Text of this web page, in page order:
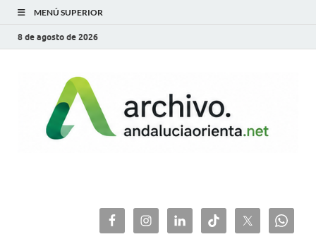
MENÚ SUPERIOR
8 de agosto de 2026